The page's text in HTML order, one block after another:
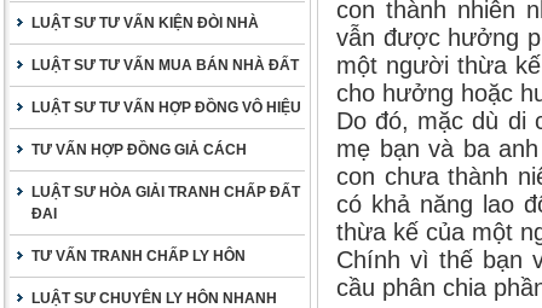
LUẬT SƯ TƯ VẤN KIỆN ĐÒI NHÀ
LUẬT SƯ TƯ VẤN MUA BÁN NHÀ ĐẤT
LUẬT SƯ TƯ VẤN HỢP ĐỒNG VÔ HIỆU
TƯ VẤN HỢP ĐỒNG GIẢ CÁCH
LUẬT SƯ HÒA GIẢI TRANH CHẤP ĐẤT
ĐAI
TƯ VẤN TRANH CHẤP LY HÔN
LUẬT SƯ CHUYÊN LY HÔN NHANH
con thành nhiên
vẫn được hưởng
một người thừa
cho hưởng hoặc
Do đó, mặc dù di
mẹ bạn và ba
con chưa thành
có khả năng lao
thừa kế của một
Chính vì thế bạn
cầu phân chia